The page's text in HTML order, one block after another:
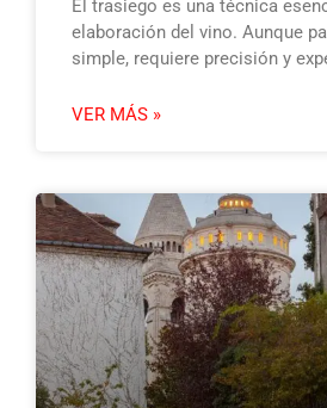
El trasiego es una técnica
elaboración del vino. Aunque
simple, requiere precisión y
VER MÁS »